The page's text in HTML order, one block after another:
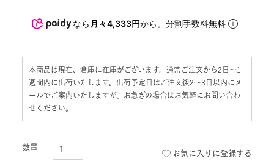
なら 月々4,333円から。分割手数料無料
本商品は現在、倉庫に在庫がございます。通常ご注文から2日〜1
週間内に出荷いたします。出荷予定日はご注文後2〜3日以内にメ
ールでご案内いたしますが、お急ぎの場合はお気軽にお問い合わ
せください。
お気に入りに登録する